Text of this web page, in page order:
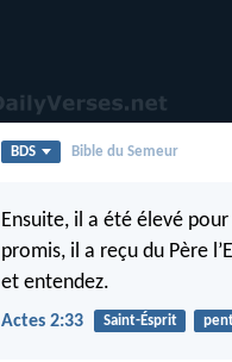
BDS Bible du Semeur
Ensuite, il a été élevé
promis, il a reçu du Père
et entendez.
Actes 2:33 Saint-Ésprit